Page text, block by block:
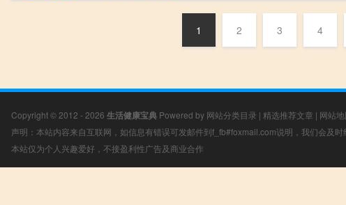
1 2 3 4
Copyright © 2012 - 2026 生活健康宝典 Powered by 网站分类目录 | 精选推荐文章 | 网站
声明：本站内容来自互联网，如信息有错误可发邮件到f_fb#foxmail.com说明，我们会及时
本站仅为个人兴趣爱好，不接盈利性广告及商业合作